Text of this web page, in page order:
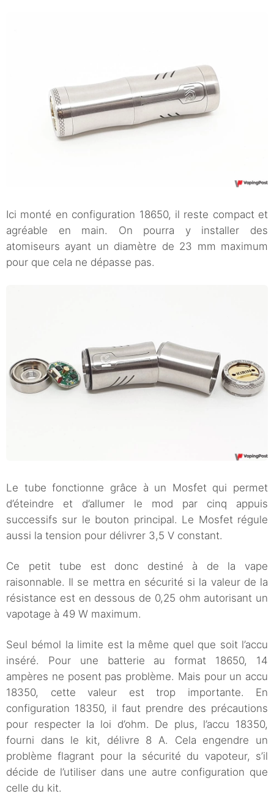
Ici monté en configuration 18650, il reste compact et
agréable en main. On pourra y installer des
atomiseurs ayant un diamètre de 23 mm maximum
pour que cela ne dépasse pas.
Le tube fonctionne grâce à un Mosfet qui permet
d’éteindre et d’allumer le mod par cinq appuis
successifs sur le bouton principal. Le Mosfet régule
aussi la tension pour délivrer 3,5 V constant.
Ce petit tube est donc destiné à de la vape
raisonnable. Il se mettra en sécurité si la valeur de la
résistance est en dessous de 0,25 ohm autorisant un
vapotage à 49 W maximum.
Seul bémol la limite est la même quel que soit l’accu
inséré. Pour une batterie au format 18650, 14
ampères ne posent pas problème. Mais pour un accu
18350, cette valeur est trop importante. En
configuration 18350, il faut prendre des précautions
pour respecter la loi d’ohm. De plus, l’accu 18350,
fourni dans le kit, délivre 8 A. Cela engendre un
problème flagrant pour la sécurité du vapoteur, s’il
décide de l’utiliser dans une autre configuration que
celle du kit.